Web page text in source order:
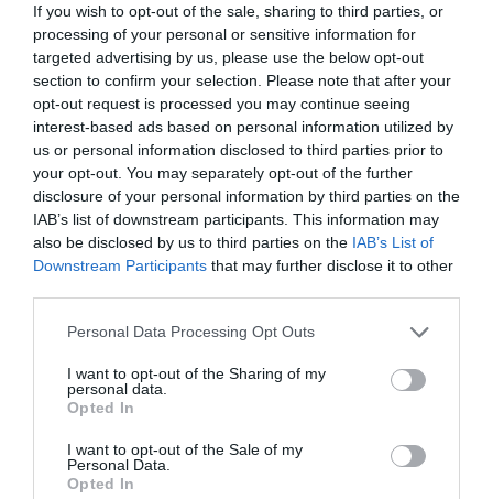
If you wish to opt-out of the sale, sharing to third parties, or
processing of your personal or sensitive information for
targeted advertising by us, please use the below opt-out
section to confirm your selection. Please note that after your
opt-out request is processed you may continue seeing
interest-based ads based on personal information utilized by
us or personal information disclosed to third parties prior to
your opt-out. You may separately opt-out of the further
disclosure of your personal information by third parties on the
IAB’s list of downstream participants. This information may
also be disclosed by us to third parties on the IAB’s List of
Downstream Participants that may further disclose it to other
Personal Data Processing Opt Outs
I want to opt-out of the Sharing of my
personal data.
Opted In
I want to opt-out of the Sale of my
Personal Data.
Opted In